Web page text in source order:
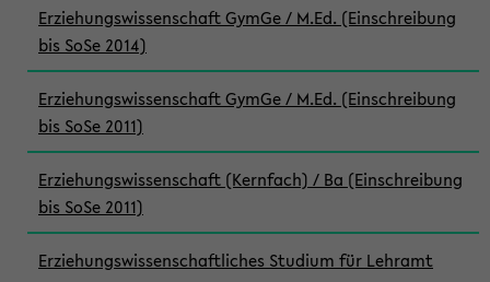
Erziehungswissenschaft GymGe / M.Ed. (Einschreibung
bis SoSe 2014)
Erziehungswissenschaft GymGe / M.Ed. (Einschreibung
bis SoSe 2011)
Erziehungswissenschaft (Kernfach) / Ba (Einschreibung
bis SoSe 2011)
Erziehungswissenschaftliches Studium für Lehramt